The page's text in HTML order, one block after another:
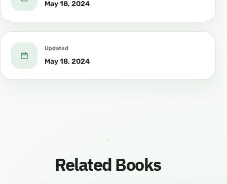
May 18, 2024
Updated
May 18, 2024
Related Books